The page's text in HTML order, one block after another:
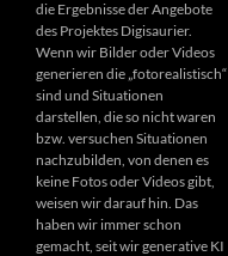
die Ergebnisse der Angebote
des Projektes Digisaurier.
Wenn wir Bilder oder Videos
generieren die „fotorealistisch“
sind und Situationen
darstellen, die so nicht waren
bzw. versuchen Situationen
nachzubilden, von denen es
keine Fotos oder Videos gibt,
weisen wir darauf hin. Das
haben wir immer schon
gemacht, seit wir generative KI